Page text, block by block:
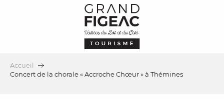
Accueil
Concert de la chorale « Accroche Chœur » à Thémines